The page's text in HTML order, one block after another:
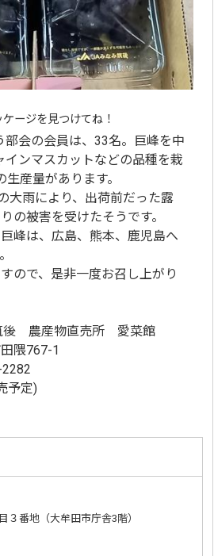
ケージを見つけてね！
会の会員は、33名。巨峰を中
インマスカットなどの品種を栽
産量があります。
大雨により、出荷前だった露
の被害を受けたそうです。
峰は、広島、熊本、鹿児島へ
ので、是非一度お召し上がり
後 農産物直売所 愛菜館
隈767-1
2282
予定)
３番地（大牟田市庁舎3階）